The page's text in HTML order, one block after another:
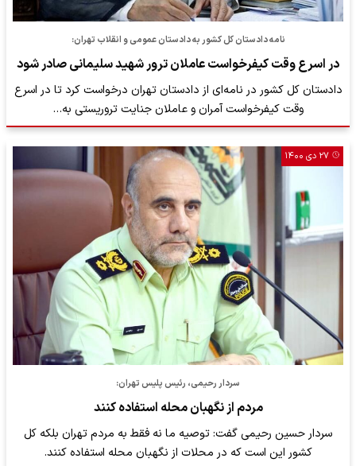
نامه دادستان کل کشور به دادستان عمومی و انقلاب تهران:
در اسرع وقت کیفرخواست عاملان ترور شهید سلیمانی صادر شود
دادستان کل کشور در نامه‌ای از دادستان تهران درخواست کرد تا در اسرع
وقت کیفرخواست آمران و عاملان جنایت تروریستی به…
۲۷ دی ۱۴۰۰
سردار رحیمی، رئیس پلیس تهران:
مردم از نگهبان محله استفاده کنند
سردار حسین رحیمی گفت: توصیه ما نه فقط به مردم تهران بلکه کل
کشور این است که در محلات از نگهبان محله استفاده کنند.